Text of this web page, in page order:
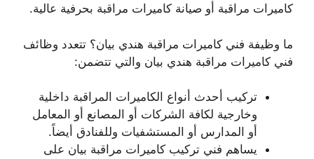
كاميرات مراقبة أو صيانة كاميرات مراقبة بحرفية عالية.
ما وظيفة فني كاميرات مراقبة هندي بيان؟ تتعدد وظائف
فني كاميرات مراقبة هندي بيان والتي تتضمن:
تركيب أحدث أنواع الكاميرات المراقبة داخلية
وخارجية لكافة الشركات أو المصانع أو المعامل
أو المدارس أو المستشفيات وللفنادق أيضاً.
يساهم فني تركيب كاميرات مراقبة بيان على